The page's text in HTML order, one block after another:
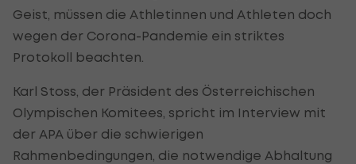
Geist, müssen die Athletinnen und Athleten doch
wegen der Corona-Pandemie ein striktes
Protokoll beachten.
Karl Stoss, der Präsident des Österreichischen
Olympischen Komitees, spricht im Interview mit
der APA über die schwierigen
Rahmenbedingungen, die notwendige Abhaltung